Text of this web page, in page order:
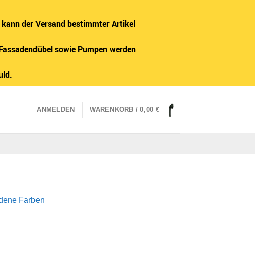
der Versand bestimmter Artikel
sowie Pumpen werden
ANMELDEN WARENKORB /0,00 €
Farben